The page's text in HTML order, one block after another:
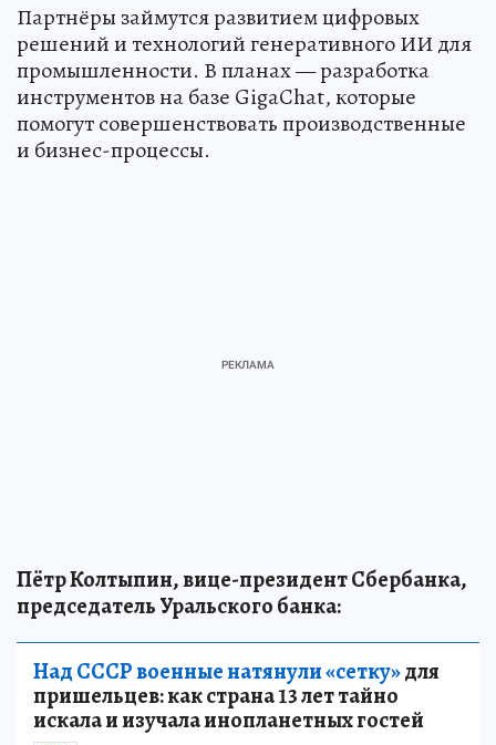
Партнёры займутся развитием цифровых
решений и технологий генеративного ИИ для
промышленности. В планах — разработка
инструментов на базе GigaChat, которые
помогут совершенствовать производственные
и бизнес-процессы.
Пётр Колтыпин, вице-президент Сбербанка,
председатель Уральского банка:
Над СССР военные натянули «сетку»для
пришельцев: как страна 13 лет тайно
искала и изучала инопланетных гостей